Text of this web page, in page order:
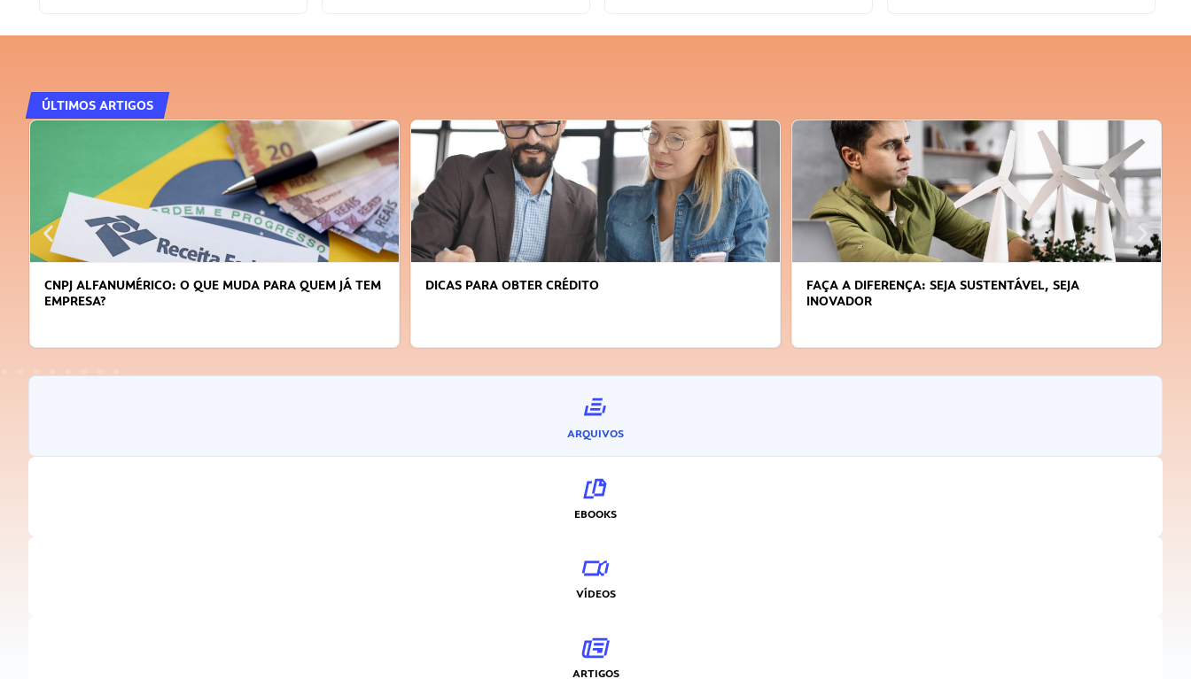
ÚLTIMOS ARTIGOS
CNPJ ALFANUMÉRICO: O QUE MUDA PARA QUEM JÁ TEM
EMPRESA?
DICAS PARA OBTER CRÉDITO
FAÇA A DIFERENÇA: SEJA SUSTENTÁVEL, SEJA
INOVADOR
ARQUIVOS
EBOOKS
VÍDEOS
ARTIGOS